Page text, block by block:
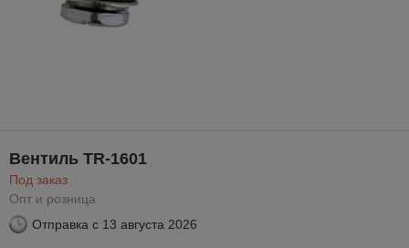
Вентиль TR-1601
Под заказ
Опт и розница
Отправка с 13 августа 2026